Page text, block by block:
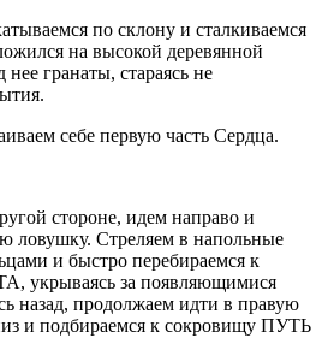
по склону и сталкиваемся
на высокой деревянной
гранаты, стараясь не
себе первую часть Сердца.
стороне, идем направо и
ловушку. Стреляем в напольные
и быстро перебираемся к
укрываясь за появляющимися
назад, продолжаем идти в правую
и подбираемся к сокровищу ПУТЬ